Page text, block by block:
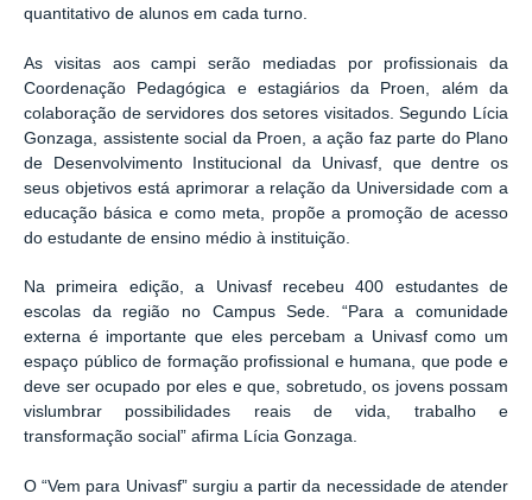
quantitativo de alunos em cada turno.
As visitas aos campi serão mediadas por profissionais da
Coordenação Pedagógica e estagiários da Proen, além da
colaboração de servidores dos setores visitados. Segundo Lícia
Gonzaga, assistente social da Proen, a ação faz parte do Plano
de Desenvolvimento Institucional da Univasf, que dentre os
seus objetivos está aprimorar a relação da Universidade com a
educação básica e como meta, propõe a promoção de acesso
do estudante de ensino médio à instituição.
Na primeira edição, a Univasf recebeu 400 estudantes de
escolas da região no Campus Sede. “Para a comunidade
externa é importante que eles percebam a Univasf como um
espaço público de formação profissional e humana, que pode e
deve ser ocupado por eles e que, sobretudo, os jovens possam
vislumbrar possibilidades reais de vida, trabalho e
transformação social” afirma Lícia Gonzaga.
O “Vem para Univasf” surgiu a partir da necessidade de atender